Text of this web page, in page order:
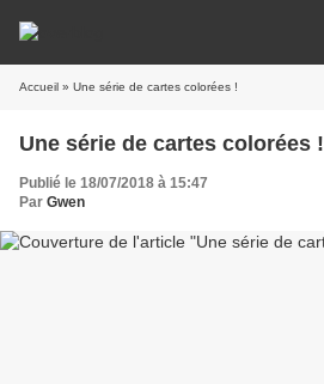
Accueil » Une série de cartes colorées !
Une série de cartes colorées !
Publié le 18/07/2018 à 15:47
Par Gwen